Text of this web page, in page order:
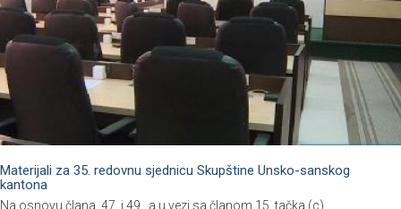
Materijali za 35. redovnu sjednicu Skupštine Unsko-sanskog
kantona
Na osnovu člana 47. i 49., a u vezi sa članom 15. tačka (c)